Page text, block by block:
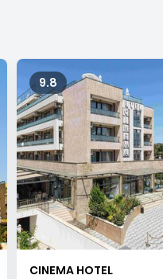
9.8
CINEMA HOTEL